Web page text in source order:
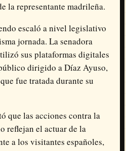
la representante madrileña.
escaló a nivel legislativo
jornada. La senadora
sus plataformas digitales
dirigido a Díaz Ayuso,
fue tratada durante su
que las acciones contra la
reflejan el actuar de la
a los visitantes españoles,